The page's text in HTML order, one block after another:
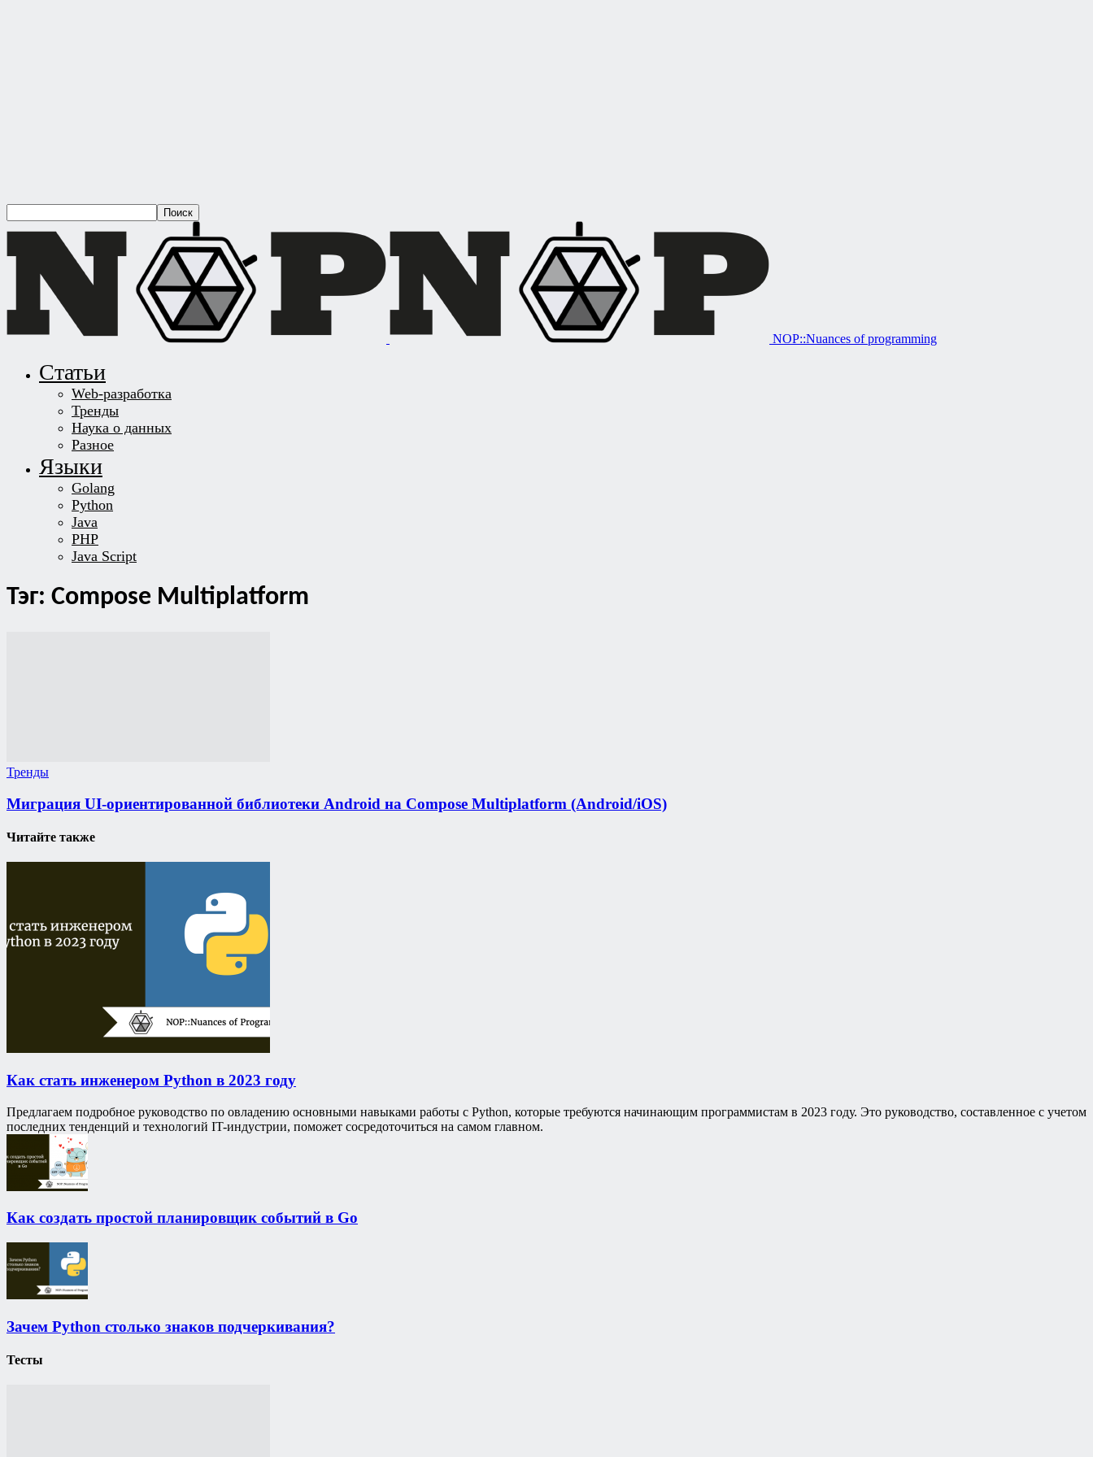
NOP::Nuances of programming
Статьи
Web-разработка
Тренды
Наука о данных
Разное
Языки
Golang
Python
Java
PHP
Java Script
Тэг: Compose Multiplatform
Тренды
Миграция UI-ориентированной библиотеки Android на Compose Multiplatform (Android/iOS)
Читайте также
Как стать инженером Python в 2023 году
Предлагаем подробное руководство по овладению основными навыками работы с Python, которые требуются начинающим программистам в 2023 году. Это руководство, составленное с учетом
последних тенденций и технологий IT-индустрии, поможет сосредоточиться на самом главном.
Как создать простой планировщик событий в Go
Зачем Python столько знаков подчеркивания?
Тесты